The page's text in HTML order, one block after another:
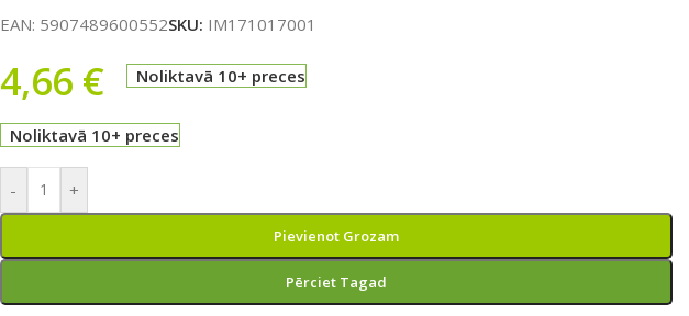
EAN: 5907489600552SKU: IM171017001
4,66 € Noliktavā 10+ preces
Noliktavā 10+ preces
- +
Pievienot Grozam
Pērciet Tagad